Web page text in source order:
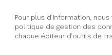
Pour plus d’information,
politique de gestion des
chaque éditeur d’outils de